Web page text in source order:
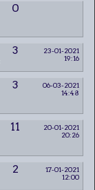
0
3
23-01-2021
19:16
3
06-03-2021
14:48
11
20-01-2021
20:26
2
17-01-2021
12:00